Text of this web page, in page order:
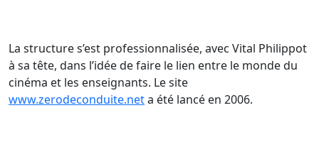
La structure s’est professionnalisée, avec Vital Philippot
à sa tête, dans l’idée de faire le lien entre le monde du
cinéma et les enseignants. Le site
www.zerodeconduite.neta été lancé en 2006.